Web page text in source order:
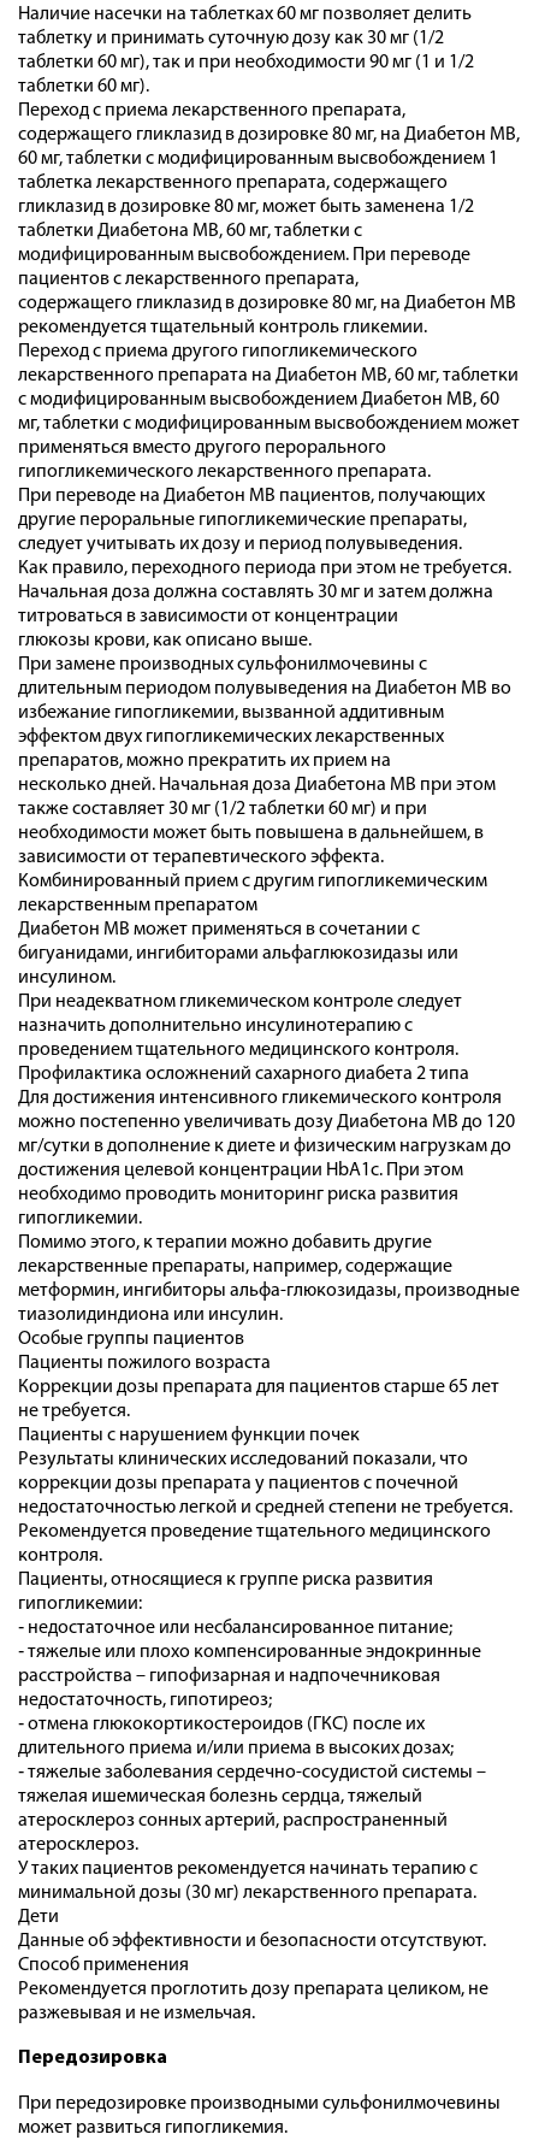
Наличие насечки на таблетках 60 мг позволяет делить
таблетку и принимать суточную дозу как 30 мг (1/2
таблетки 60 мг), так и при необходимости 90 мг (1 и 1/2
таблетки 60 мг).
Переход с приема лекарственного препарата,
содержащего гликлазид в дозировке 80 мг, на Диабетон МВ,
60 мг, таблетки с модифицированным высвобождением 1
таблетка лекарственного препарата, содержащего
гликлазид в дозировке 80 мг, может быть заменена 1/2
таблетки Диабетона МВ, 60 мг, таблетки с
модифицированным высвобождением. При переводе
пациентов с лекарственного препарата,
содержащего гликлазид в дозировке 80 мг, на Диабетон МВ
рекомендуется тщательный контроль гликемии.
Переход с приема другого гипогликемического
лекарственного препарата на Диабетон МВ, 60 мг, таблетки
с модифицированным высвобождением Диабетон МВ, 60
мг, таблетки с модифицированным высвобождением может
применяться вместо другого перорального
гипогликемического лекарственного препарата.
При переводе на Диабетон МВ пациентов, получающих
другие пероральные гипогликемические препараты,
следует учитывать их дозу и период полувыведения.
Как правило, переходного периода при этом не требуется.
Начальная доза должна составлять 30 мг и затем должна
титроваться в зависимости от концентрации
глюкозы крови, как описано выше.
При замене производных сульфонилмочевины с
длительным периодом полувыведения на Диабетон МВ во
избежание гипогликемии, вызванной аддитивным
эффектом двух гипогликемических лекарственных
препаратов, можно прекратить их прием на
несколько дней. Начальная доза Диабетона МВ при этом
также составляет 30 мг (1/2 таблетки 60 мг) и при
необходимости может быть повышена в дальнейшем, в
зависимости от терапевтического эффекта.
Комбинированный прием с другим гипогликемическим
лекарственным препаратом
Диабетон МВ может применяться в сочетании с
бигуанидами, ингибиторами альфаглюкозидазы или
инсулином.
При неадекватном гликемическом контроле следует
назначить дополнительно инсулинотерапию с
проведением тщательного медицинского контроля.
Профилактика осложнений сахарного диабета 2 типа
Для достижения интенсивного гликемического контроля
можно постепенно увеличивать дозу Диабетона МВ до 120
мг/сутки в дополнение к диете и физическим нагрузкам до
достижения целевой концентрации HbA1c. При этом
необходимо проводить мониторинг риска развития
гипогликемии.
Помимо этого, к терапии можно добавить другие
лекарственные препараты, например, содержащие
метформин, ингибиторы альфа-глюкозидазы, производные
тиазолидиндиона или инсулин.
Особые группы пациентов
Пациенты пожилого возраста
Коррекции дозы препарата для пациентов старше 65 лет
не требуется.
Пациенты с нарушением функции почек
Результаты клинических исследований показали, что
коррекции дозы препарата у пациентов с почечной
недостаточностью легкой и средней степени не требуется.
Рекомендуется проведение тщательного медицинского
контроля.
Пациенты, относящиеся к группе риска развития
гипогликемии:
‑ недостаточное или несбалансированное питание;
‑ тяжелые или плохо компенсированные эндокринные
расстройства – гипофизарная и надпочечниковая
недостаточность, гипотиреоз;
‑ отмена глюкокортикостероидов (ГКС) после их
длительного приема и/или приема в высоких дозах;
‑ тяжелые заболевания сердечно-сосудистой системы –
тяжелая ишемическая болезнь сердца, тяжелый
атеросклероз сонных артерий, распространенный
атеросклероз.
У таких пациентов рекомендуется начинать терапию с
минимальной дозы (30 мг) лекарственного препарата.
Дети
Данные об эффективности и безопасности отсутствуют.
Способ применения
Рекомендуется проглотить дозу препарата целиком, не
разжевывая и не измельчая.
Передозировка
При передозировке производными сульфонилмочевины
может развиться гипогликемия.